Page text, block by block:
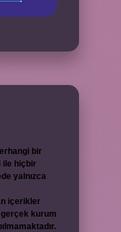
bir
ile hiçbir
yalnızca
içerikler
gerçek kurum